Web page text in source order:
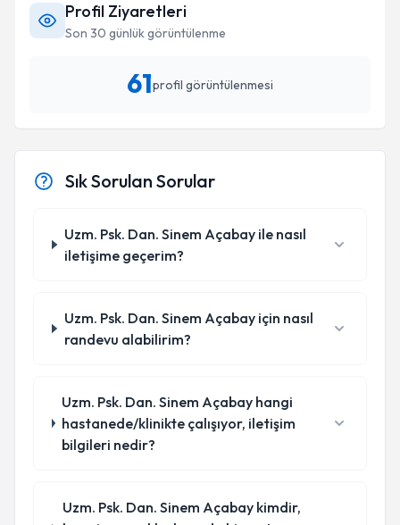
Profil Ziyaretleri
Son 30 günlük görüntülenme
61profil görüntülenmesi
Sık Sorulan Sorular
Uzm. Psk. Dan. Sinem Açabay ile nasıl
iletişime geçerim?
Uzm. Psk. Dan. Sinem Açabay için nasıl
randevu alabilirim?
Uzm. Psk. Dan. Sinem Açabay hangi
hastanede/klinikte çalışıyor, iletişim
bilgileri nedir?
Uzm. Psk. Dan. Sinem Açabay kimdir,